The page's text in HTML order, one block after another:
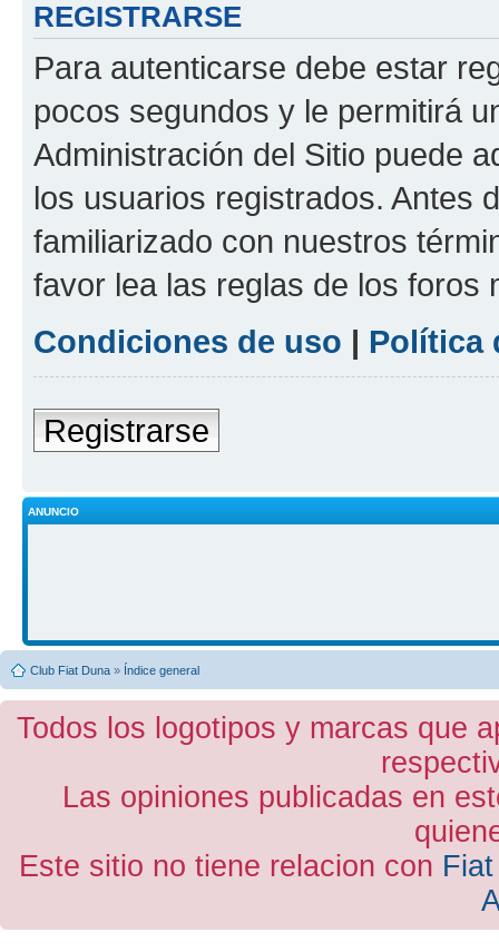
REGISTRARSE
Para autenticarse debe estar
pocos segundos y le permitirá
Administración del Sitio puede
los usuarios registrados. Antes
familiarizado con nuestros
favor lea las reglas de los foros
Condiciones de uso | Política
Registrarse
ANUNCIO
Club Fiat Duna » Índice general
Todos los logotipos y marcas que
Las opiniones publicadas en
Este sitio no tiene relacion con